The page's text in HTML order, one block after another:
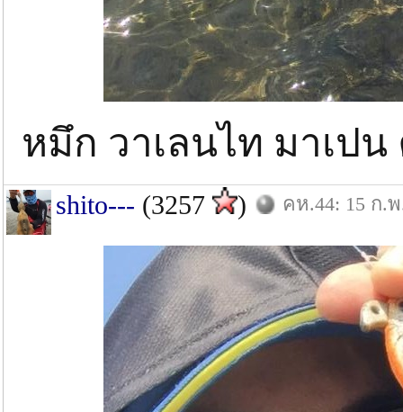
หมึก วาเลนไท มาเป
shito--- (3257 ) คห.44: 15 ก.